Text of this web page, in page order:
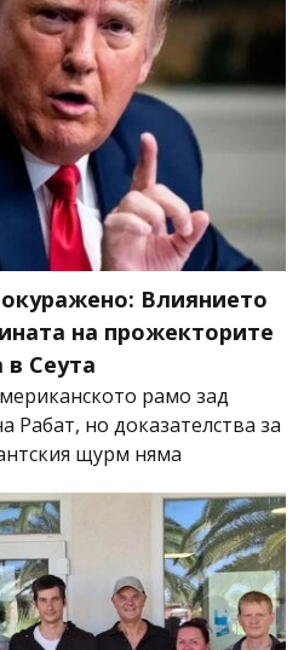
Влиянието
на прожекторите
в Сеута
рамо зад
Рабат, но доказателства за
щурм няма